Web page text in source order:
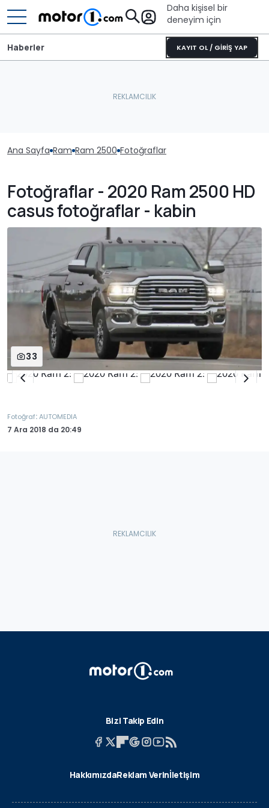
Daha kişisel bir
deneyim için
KAYIT OL / GİRİŞ YAP
Haberler
Ana Sayfa Ram Ram 2500 Fotoğraflar
Fotoğraflar - 2020 Ram 2500 HD
casus fotoğraflar - kabin
33
Fotoğraf:AUTOMEDIA
7 Ara 2018 da 20:49
Bizi Takip Edin
HakkımızdaReklam Verinİletişim